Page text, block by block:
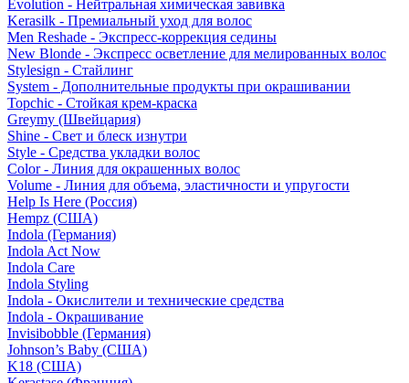
Evolution - Нейтральная химическая завивка
Kerasilk - Премиальный уход для волос
Men Reshade - Экспресс-коррекция седины
New Blonde - Экспресс осветление для мелированных волос
Stylesign - Стайлинг
System - Дополнительные продукты при окрашивании
Topchic - Стойкая крем-краска
Greymy (Швейцария)
Shine - Свет и блеск изнутри
Style - Средства укладки волос
Color - Линия для окрашенных волос
Volume - Линия для объема, эластичности и упругости
Help Is Here (Россия)
Hempz (США)
Indola (Германия)
Indola Act Now
Indola Care
Indola Styling
Indola - Окислители и технические средства
Indola - Окрашивание
Invisibobble (Германия)
Johnson’s Baby (США)
K18 (США)